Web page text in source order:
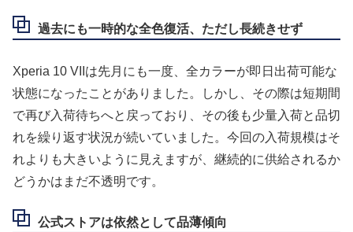
過去にも一時的な全色復活、ただし長続きせず
Xperia 10 VIIは先月にも一度、全カラーが即日出荷可能な
状態になったことがありました。しかし、その際は短期間
で再び入荷待ちへと戻っており、その後も少量入荷と品切
れを繰り返す状況が続いていました。今回の入荷規模はそ
れよりも大きいように見えますが、継続的に供給されるか
どうかはまだ不透明です。
公式ストアは依然として品薄傾向